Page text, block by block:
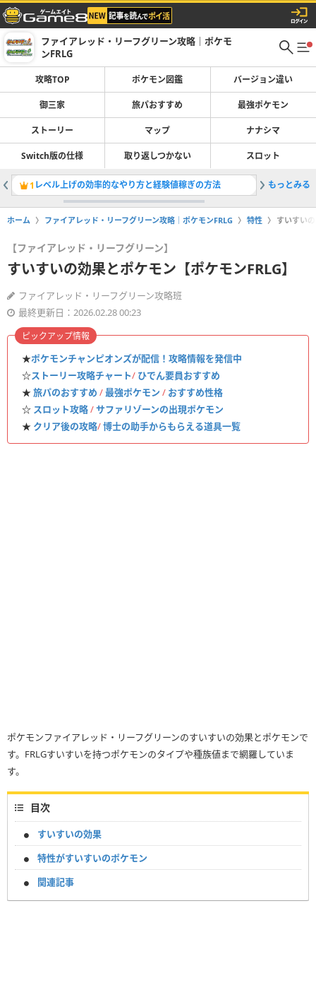
ファイアレッド・リーフグリーン攻略｜ポケモ
ンFRLG
攻略TOP ポケモン図鑑 バージョン違い
御三家 旅パおすすめ 最強ポケモン
ストーリー マップ ナナシマ
Switch版の仕様 取り返しつかない スロット
1 レベル上げの効率的なやり方と経験値稼ぎの方法 2最強ポ
もっとみる
ホーム ファイアレッド・リーフグリーン攻略｜ポケモンFRLG 特性 すいすい
【ファイアレッド・リーフグリーン】
すいすいの効果とポケモン【ポケモンFRLG】
ファイアレッド・リーフグリーン攻略班
最終更新日：2026.02.28 00:23
★ポケモンチャンピオンズが配信！攻略情報を発信中
☆ストーリー攻略チャート/ ひでん要員おすすめ
★旅パのおすすめ /最強ポケモン / おすすめ性格
☆ スロット攻略/サファリゾーンの出現ポケモン
★ クリア後の攻略/博士の助手からもらえる道具一覧
ピックアップ情報
ポケモンファイアレッド・リーフグリーンのすいすいの効果とポケモンで
す。FRLGすいすいを持つポケモンのタイプや種族値まで網羅していま
す。
目次
すいすいの効果
特性がすいすいのポケモン
関連記事